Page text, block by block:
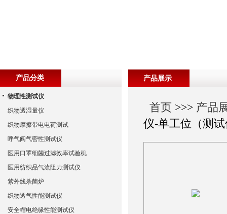
产品展示
首页 >>> 产品
仪-单工位（测
产品分类
物理性测试仪
织物透湿量仪
织物摩擦带电电荷测试
呼气阀气密性测试仪
医用口罩细菌过滤效率试验机
医用纺织品气流阻力测试仪
紫外线杀菌炉
织物透气性能测试仪
安全帽电绝缘性能测试仪